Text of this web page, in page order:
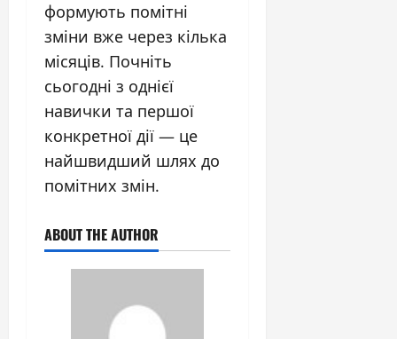
формують помітні
зміни вже через кілька
місяців. Почніть
сьогодні з однієї
навички та першої
конкретної дії — це
найшвидший шлях до
помітних змін.
ABOUT THE AUTHOR